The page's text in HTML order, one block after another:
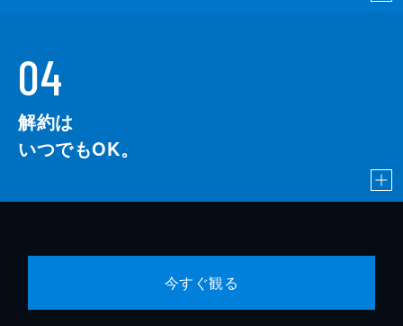
04
解約は
いつでもOK。
今すぐ観る